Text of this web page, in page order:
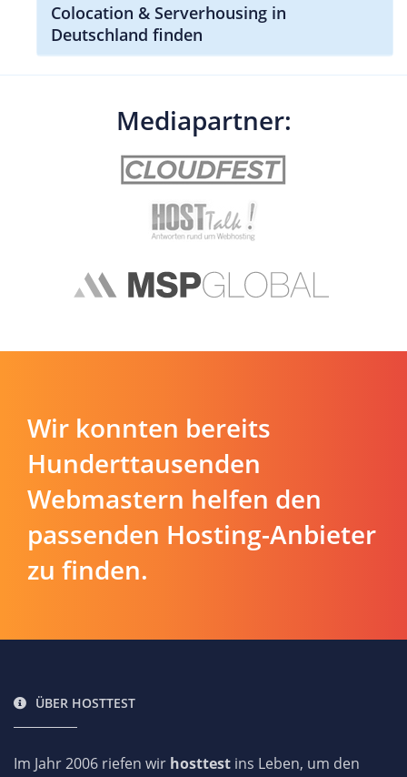
Colocation & Serverhousing in
Deutschland finden
Mediapartner:
Wir konnten bereits
Hunderttausenden
Webmastern helfen den
passenden Hosting-Anbieter
zu finden.
ÜBER HOSTTEST
Im Jahr 2006 riefen wir hosttest ins Leben, um den